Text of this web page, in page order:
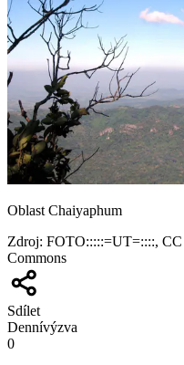
Oblast Chaiyaphum
Zdroj: FOTO:::::=UT=::::,
Commons
Sdílet
Dennívýzva
0